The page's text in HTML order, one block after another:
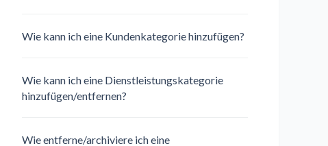
Wie kann ich eine Kundenkategorie hinzufügen?
Wie kann ich eine Dienstleistungskategorie
hinzufügen/entfernen?
Wie entferne/archiviere ich eine